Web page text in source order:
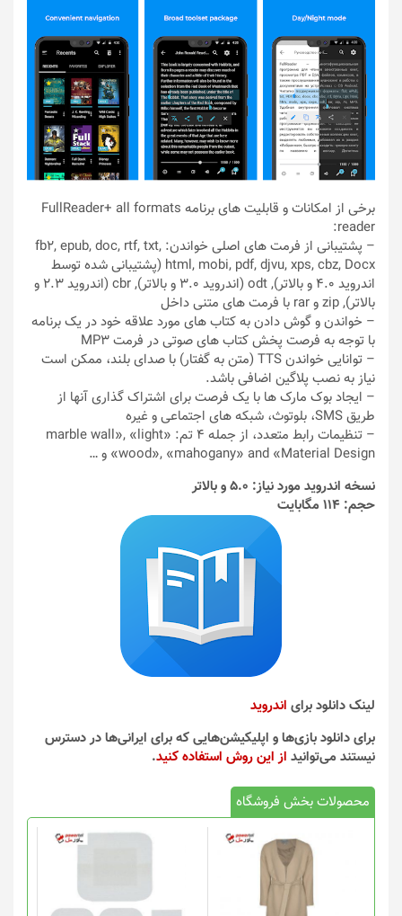
برخی از امکانات و قابلیت های برنامه FullReader+ all formats
reader:
– پشتیبانی از فرمت های اصلی خواندن: fb2, epub, doc, rtf, txt,
html, mobi, pdf, djvu, xps, cbz, Docx (پشتیبانی شده توسط
اندروید 4.0 و بالاتر), odt (اندروید 3.0 و بالاتر), cbr (اندروید 2.3 و
بالاتر), zip و rar با فرمت های متنی داخل
– خواندن و گوش دادن به کتاب های مورد علاقه خود در یک برنامه
با توجه به فرصت پخش کتاب های صوتی در فرمت MP3
– توانایی خواندن TTS (متن به گفتار) با صدای بلند، ممکن است
نیاز به نصب پلاگین اضافی باشد.
– ایجاد بوک مارک ها با یک فرصت برای اشتراک گذاری آنها از
طریق SMS، بلوتوث، شبکه های اجتماعی و غیره
– تنظیمات رابط متعدد، از جمله 4 تم: «marble wall», «light
wood», «mahogany» and «Material Design» و …
نسخه اندروید مورد نیاز: 5.0 و بالاتر
حجم: 114 مگابایت
لینک دانلود برای اندروید
برای دانلود بازی‌ها و اپلیکیشن‌هایی که برای ایرانی‌ها در دسترس
نیستند می‌توانید از این روش استفاده کنید.
محصولات بخش فروشگاه